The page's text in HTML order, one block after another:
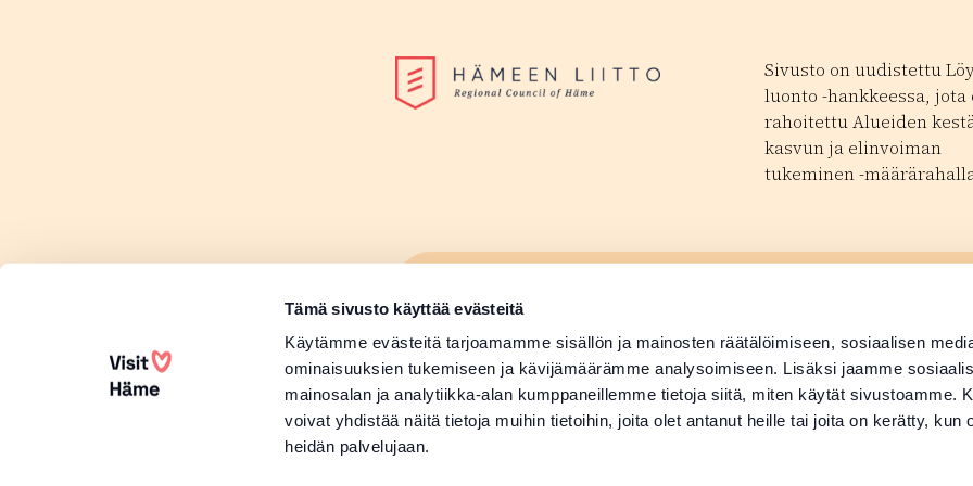
Tämä sivusto käyttää evästeitä
Käytämme evästeitä tarjoamamme sisällön ja mainosten räätälöimiseen, sosiaalisen
ominaisuuksien tukemiseen ja kävijämäärämme analysoimiseen. Lisäksi jaamme
mainosalan ja analytiikka-alan kumppaneillemme tietoja siitä, miten käytät sivustoamme.
voivat yhdistää näitä tietoja muihin tietoihin, joita olet antanut heille tai joita on kerätty, kun
heidän palvelujaan.
Sivusto on uudistettu
luonto -hankkeessa, jota
rahoitettu Alueiden
kasvun ja elinvoiman
tukeminen -
Lisää tapahtuma
Sivu avautuu uudessa ikkunassa
Lisää tuotetiedot
Medialle